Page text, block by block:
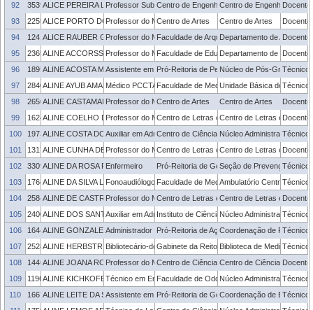
92
3539001ALICE PEREIRA LOURENSON
Professor SubstitutoCentro de EngenhariasCentro de Engenharias
Docente
93
2255737ALICE PORTO DOS SANTOSProfessor do Magistério Superior
Centro de Artes Centro de Artes
Docente
94
1241276ALICE RAUBER GONCALVESProfessor do Magistério Superior
Faculdade de Arquitetura e Urbanismo
Departamento de Docente
95
2365924ALINE ACCORSSI Professor do Magistério Superior
Faculdade de EducaçãoDepartamento de Docente
96
1895524ALINE ACOSTA MATHIESAssistente em AdministraçãoPró-Reitoria de Pesquisa e Pós-Graduação
Núcleo de Pós-Graduação
Técnico
97
2840431ALINE AYUB AMARALMédico PCCTAEFaculdade de MedicinaUnidade Básica de Saúde
Técnico
98
2650110ALINE CASTAMANProfessor do Magistério Superior
Centro de Artes Centro de Artes
Docente
99
1624745ALINE COELHO DA SILVAProfessor do Magistério Superior
Centro de Letras e Comunicação
Centro de Letras eDocente
100
1973733ALINE COSTA DOS REISAuxiliar em AdministraçãoCentro de Ciências Químicas, Farmacêuticas
Núcleo Administrativo -
Técnico
101
1317912ALINE CUNHA DE ANDRADE SILVA
Professor do Magistério Superior
Centro de Letras e Comunicação
Centro de Letras eDocente
102
3309680ALINE DA ROSA PIZARRO
Enfermeiro Pró-Reitoria de Gestão com Pessoas
Seção de Prevenção eTécnico
103
1764647ALINE DA SILVA LOPESFonoaudiólogo Faculdade de MedicinaAmbulatório Central daTécnico
104
2584412ALINE DE CASTRO E KASTERProfessor do Magistério Superior
Centro de Letras e Comunicação
Centro de Letras eDocente
105
2400149ALINE DOS SANTOS PEREIRA
Auxiliar em AdministraçãoInstituto de Ciências HumanasNúcleo Administrativo - ICH
Técnico
106
1644308ALINE GONZALEZ KOCHHANN
Administrador Pró-Reitoria de Ações Afirmativas e Equidade
Coordenação de Relações
Técnico
107
2528781ALINE HERBSTRITH BATISTABibliotecário-documentalista
Gabinete da ReitoriaBiblioteca de MedicinaTécnico
108
1446624ALINE JOANA ROLINA WOHLMUTH ALVES DOS SANTOS
Professor do Magistério Superior
Centro de Ciências Químicas, Farmacêuticas
Centro de CiênciasDocente
109
1196935ALINE KICHKOFEL ALVESTécnico em EnfermagemFaculdade de OdontologiaNúcleo Administrativo - FO
Técnico
110
1667778ALINE LEITE DA SILVAAssistente em AdministraçãoPró-Reitoria de Gestão com Pessoas
Coordenação de
Técnico